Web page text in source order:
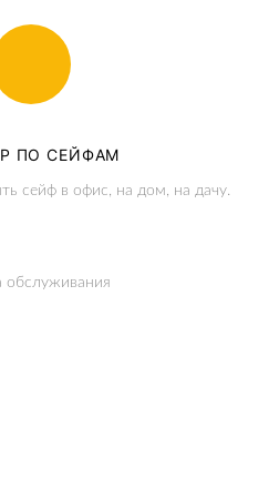
ПО СЕЙФАМ
сейф в офис, на дом, на дачу.